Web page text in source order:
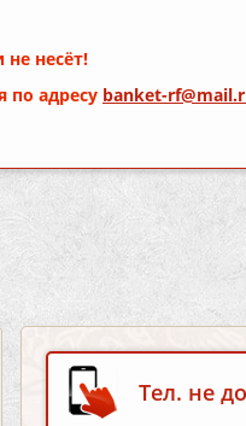
не несёт!
по адресу banket-
Тел. не